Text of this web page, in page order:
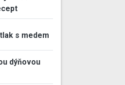
s medem
dýňovou